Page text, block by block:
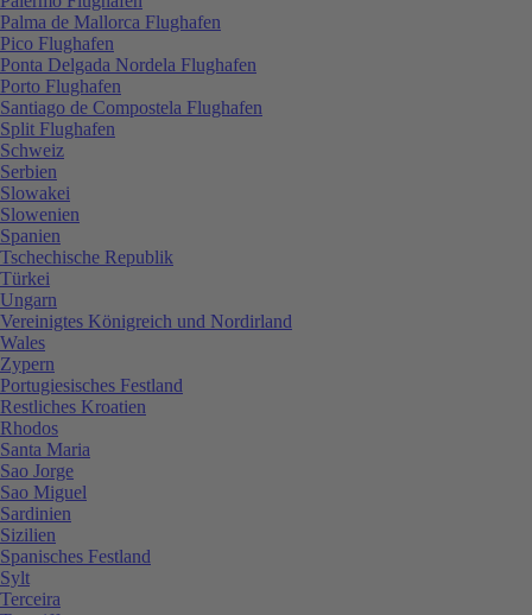
Palma de Mallorca Flughafen
Pico Flughafen
Ponta Delgada Nordela Flughafen
Porto Flughafen
Santiago de Compostela Flughafen
Split Flughafen
Schweiz
Serbien
Slowakei
Slowenien
Spanien
Tschechische Republik
Türkei
Ungarn
Vereinigtes Königreich und Nordirland
Wales
Zypern
Portugiesisches Festland
Restliches Kroatien
Rhodos
Santa Maria
Sao Jorge
Sao Miguel
Sardinien
Sizilien
Spanisches Festland
Sylt
Terceira